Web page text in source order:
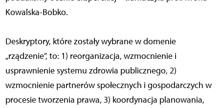
Kowalska-Bobko.
Deskryptory, które zostały wybrane w domenie
„rządzenie”, to: 1) reorganizacja, wzmocnienie i
usprawnienie systemu zdrowia publicznego, 2)
wzmocnienie partnerów społecznych i gospodarczych w
procesie tworzenia prawa, 3) koordynacja planowania,